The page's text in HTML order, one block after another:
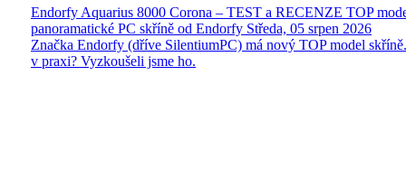
Endorfy Aquarius 8000 Corona – TEST a RECENZE TOP
panoramatické PC skříně od Endorfy Středa, 05 srpen 2026
Značka Endorfy (dříve SilentiumPC) má nový TOP model
v praxi? Vyzkoušeli jsme ho.